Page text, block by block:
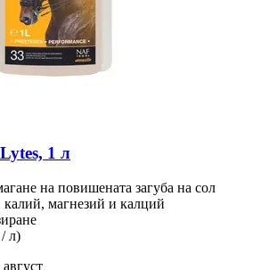
1 л
на повишената загуба на сол
магнезий и калций
л)